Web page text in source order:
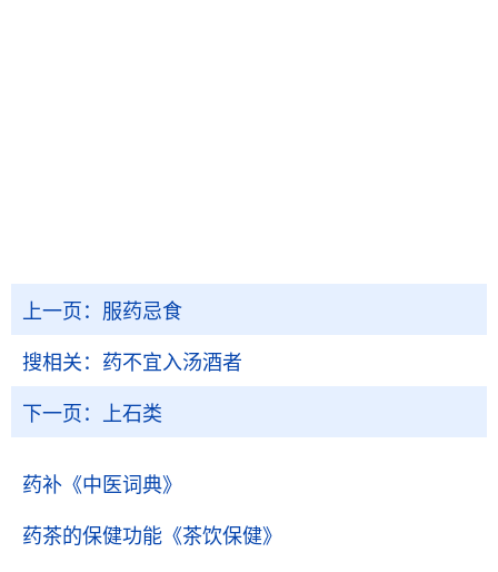
上一页： 服药忌食
搜相关： 药不宜入汤酒者
下一页： 上石类
药补 《中医词典》
药茶的保健功能 《茶饮保健》